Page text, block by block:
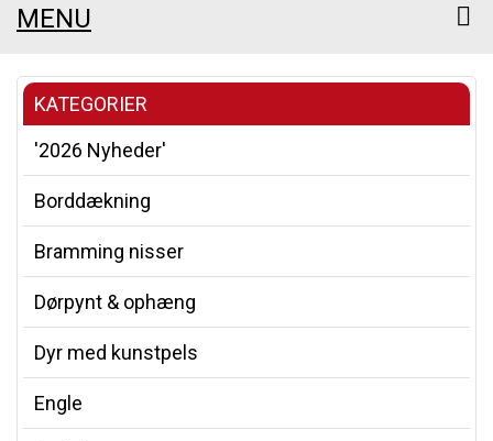
MENU
KATEGORIER
'2026 Nyheder'
Borddækning
Bramming nisser
Dørpynt & ophæng
Dyr med kunstpels
Engle